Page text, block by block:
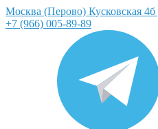
Москва (Перово) Кусковская
+7 (966) 005-89-89